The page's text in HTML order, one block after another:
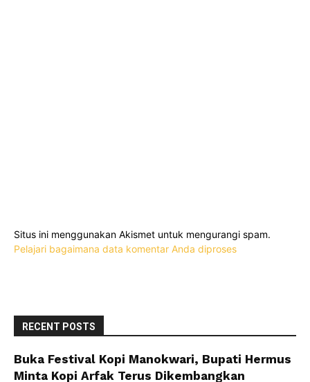
Situs ini menggunakan Akismet untuk mengurangi spam.
Pelajari bagaimana data komentar Anda diproses
RECENT POSTS
Buka Festival Kopi Manokwari, Bupati Hermus
Minta Kopi Arfak Terus Dikembangkan